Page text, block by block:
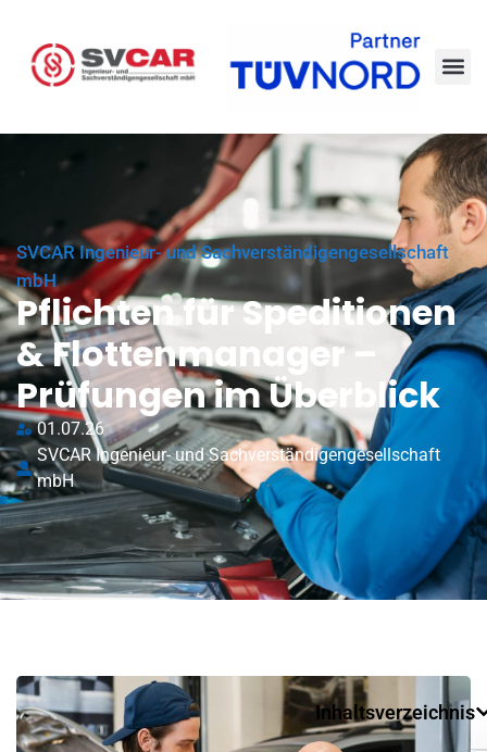
SVCAR Ingenieur- und Sachverständigengesellschaft
mbH
Pflichten für Speditionen
& Flottenmanager –
Prüfungen im Überblick
01.07.26
SVCAR Ingenieur- und Sachverständigengesellschaft
mbH
Inhaltsverzeichnis